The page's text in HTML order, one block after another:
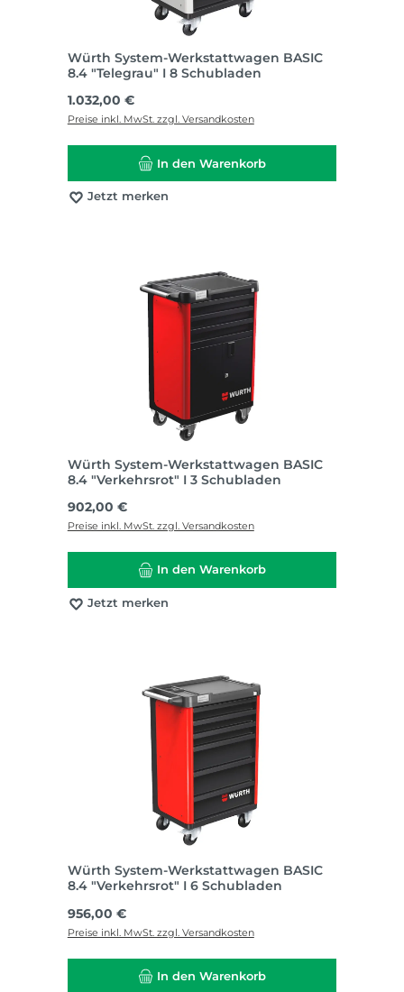
Würth System-Werkstattwagen BASIC
8.4 "Telegrau" I 8 Schubladen
Regulärer Preis:
1.032,00 €
Preise inkl. MwSt. zzgl. Versandkosten
In den Warenkorb
Jetzt merken
Würth System-Werkstattwagen BASIC
8.4 "Verkehrsrot" I 3 Schubladen
Regulärer Preis:
902,00 €
Preise inkl. MwSt. zzgl. Versandkosten
In den Warenkorb
Jetzt merken
Würth System-Werkstattwagen BASIC
8.4 "Verkehrsrot" I 6 Schubladen
Regulärer Preis:
956,00 €
Preise inkl. MwSt. zzgl. Versandkosten
In den Warenkorb